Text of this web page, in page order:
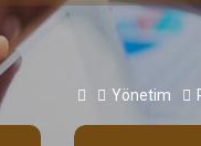
Yönetim